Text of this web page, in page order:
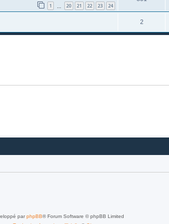
1 20 21 22 23 24
2
parphpBB® Forum Software © phpBB Limited